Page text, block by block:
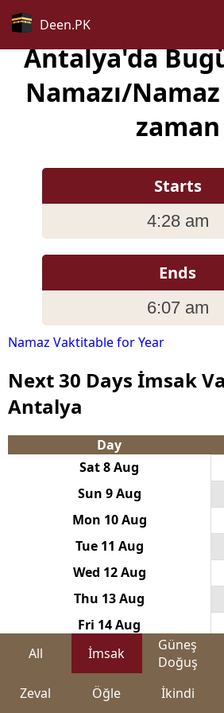
Deen.PK
Antalya'da
Namazı/
zaman
Starts
4:28 am
Ends
6:07 am
Namaz Vaktitable for Year
Next 30 Days İmsak
Antalya
Day
Sat 8 Aug
Sun 9 Aug
Mon 10 Aug
Tue 11 Aug
Wed 12 Aug
Thu 13 Aug
Fri 14 Aug
Sat 15 Aug
Sun 16 Aug
Mon 17 Aug
All İmsak
Güneş
Doğuş
Zeval Öğle İkindi